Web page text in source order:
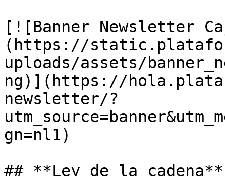
[![Banner Newsletter
(https://
uploads/assets/
ng)](https://
newsletter/?
gn=nl1)
## **Ley de la cadena**